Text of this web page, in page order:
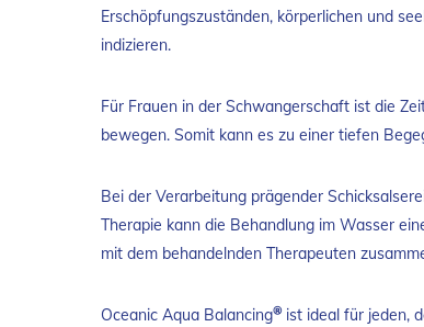
Erschöpfungszuständen, körperlichen und
indizieren.
Für Frauen in der Schwangerschaft ist die
bewegen. Somit kann es zu einer tiefen
Bei der Verarbeitung prägender
Therapie kann die Behandlung im Wasser
mit dem behandelnden Therapeuten
Oceanic Aqua Balancing® ist ideal für jeden,